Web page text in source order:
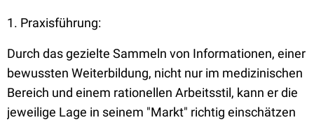
1. Praxisführung:
Durch das gezielte Sammeln von Informationen, einer
bewussten Weiterbildung, nicht nur im medizinischen
Bereich und einem rationellen Arbeitsstil, kann er die
jeweilige Lage in seinem "Markt" richtig einschätzen